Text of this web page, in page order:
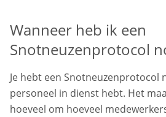
Wanneer heb ik een
Snotneuzenprotocol
Je hebt een Snotneuzenprotocol
personeel in dienst hebt. Het
hoeveel om hoeveel